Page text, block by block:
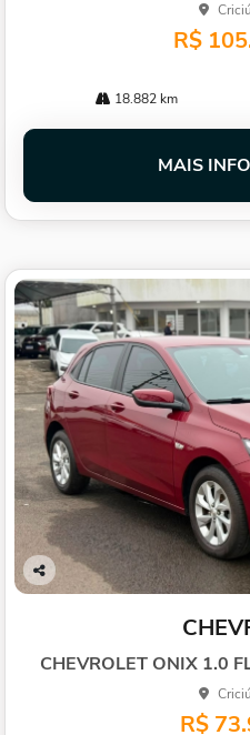
R$
18.882 km
MAIS
Co
CHEVROLET ONIX 1.0
R$